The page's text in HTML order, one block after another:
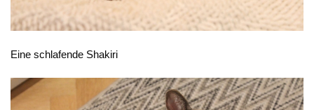
Eine schlafende Shakiri